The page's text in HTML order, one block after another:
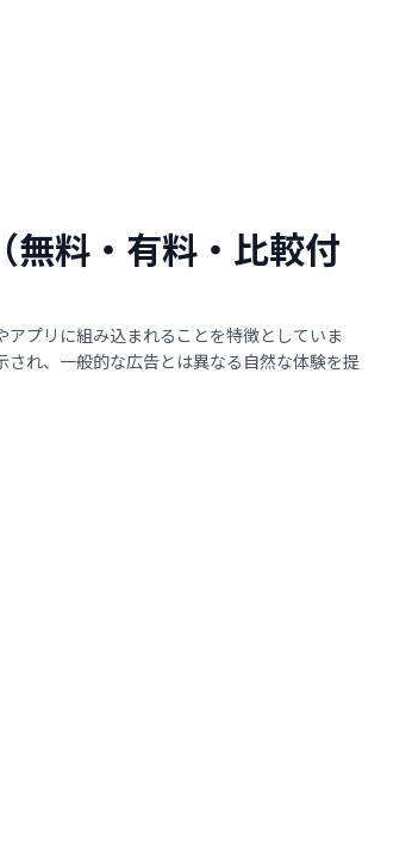
無料・有料・比較付
プリに組み込まれることを特徴としていま
れ、一般的な広告とは異なる自然な体験を提